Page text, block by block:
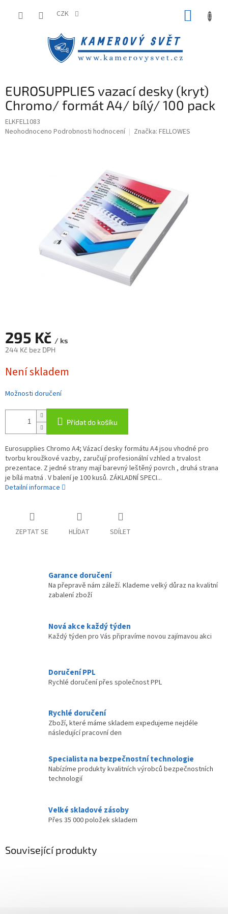
CZK
EUROSUPPLIES vazací desky (kryt)
Chromo/ formát A4/ bílý/ 100 pack
ELKFEL1083
Průměrné
Neohodnoceno Podrobnosti hodnocení Značka: FELLOWES
295 Kč / ks
244 Kč bez DPH
cena:
Není skladem
Možnosti doručení
Přidat do košíku
Eurosupplies Chromo A4; Vázací desky formátu A4 jsou vhodné pro
tvorbu kroužkové vazby, zaručují profesionální vzhled a trvalost
prezentace. Z jedné strany mají barevný leštěný povrch , druhá strana
je bílá matná . V balení je 100 kusů. ZÁKLADNÍ SPECI...
Detailní informace
ZEPTAT SE HLÍDAT SDÍLET
Garance doručení
Na přepravě nám záleží. Klademe velký důraz na kvalitní
zabalení zboží
Nová akce každý týden
Každý týden pro Vás připravíme novou zajímavou akci
Doručení PPL
Rychlé doručení přes společnost PPL
Rychlé doručení
Zboží, které máme skladem expedujeme nejdéle
následující pracovní den
Specialista na bezpečnostní technologie
Nabízíme produkty kvalitních výrobců bezpečnostních
technologií
Velké skladové zásoby
Přes 35 000 položek skladem
Související produkty